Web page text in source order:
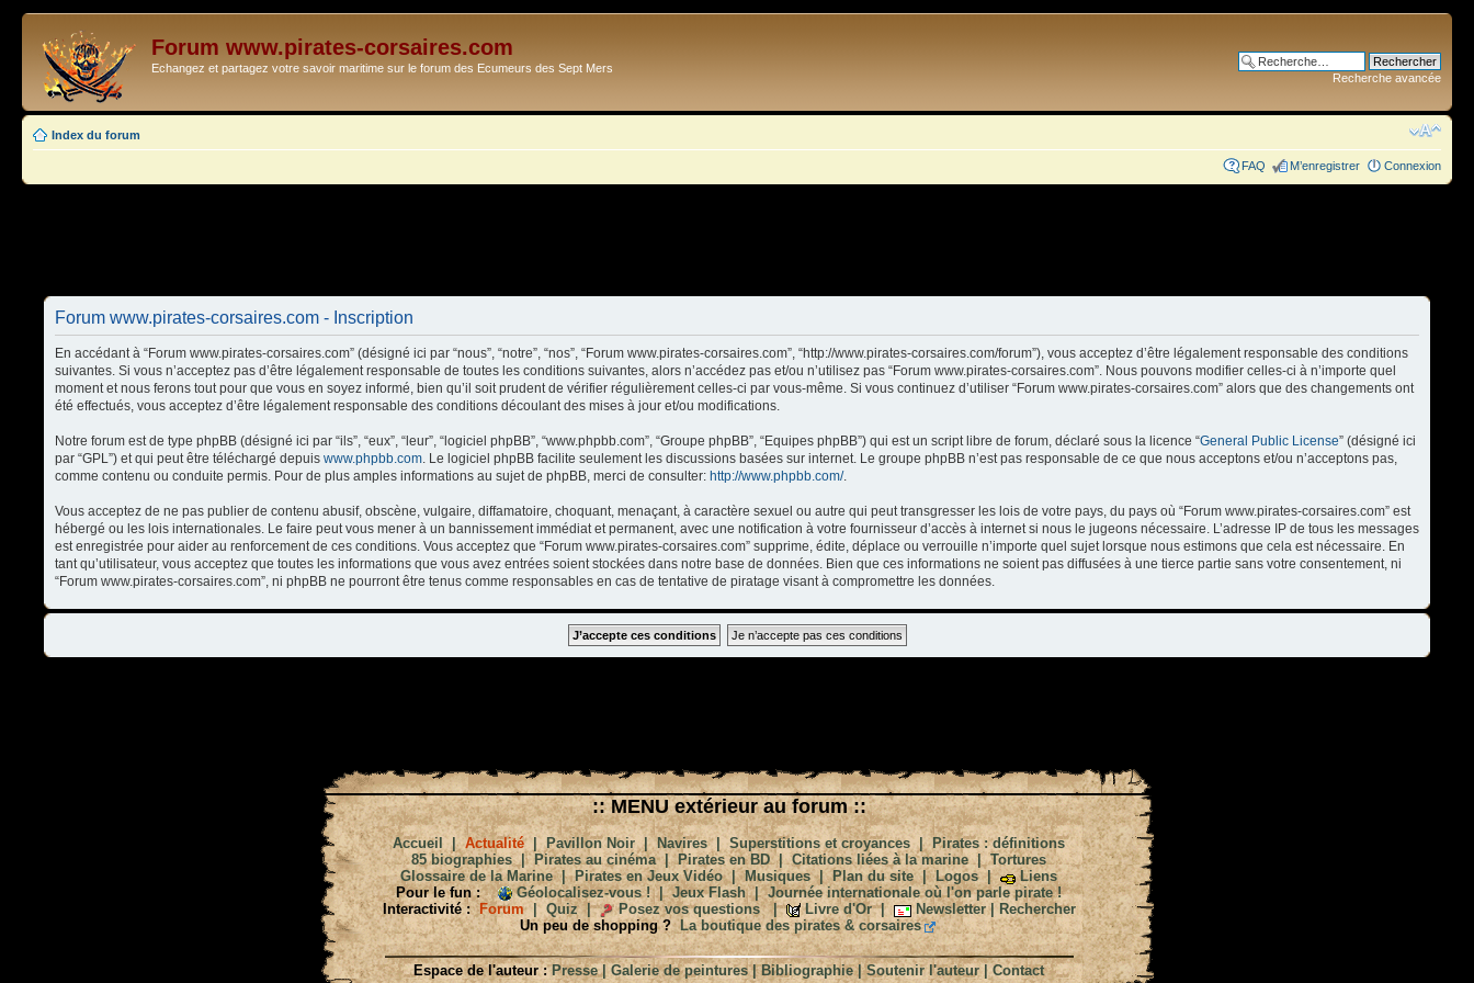
Forum www.pirates-corsaires.com
Echangez et partagez votre savoir maritime sur le forum des Ecumeurs des Sept Mers
Recherche avancée
Index du forum
FAQ M’enregistrer Connexion
Forum www.pirates-corsaires.com - Inscription
En accédant à “Forum www.pirates-corsaires.com” (désigné ici par “nous”, “notre”, “nos”, “Forum www.pirates-corsaires.com”, “http://www.pirates-corsaires.com/forum”), vous acceptez d’être légalement responsable des conditions
suivantes. Si vous n’acceptez pas d’être légalement responsable de toutes les conditions suivantes, alors n’accédez pas et/ou n’utilisez pas “Forum www.pirates-corsaires.com”. Nous pouvons modifier celles-ci à n’importe quel
moment et nous ferons tout pour que vous en soyez informé, bien qu’il soit prudent de vérifier régulièrement celles-ci par vous-même. Si vous continuez d’utiliser “Forum www.pirates-corsaires.com” alors que des changements ont
été effectués, vous acceptez d’être légalement responsable des conditions découlant des mises à jour et/ou modifications.
Notre forum est de type phpBB (désigné ici par “ils”, “eux”, “leur”, “logiciel phpBB”, “www.phpbb.com”, “Groupe phpBB”, “Equipes phpBB”) qui est un script libre de forum, déclaré sous la licence “General Public License” (désigné ici
par “GPL”) et qui peut être téléchargé depuis www.phpbb.com. Le logiciel phpBB facilite seulement les discussions basées sur internet. Le groupe phpBB n’est pas responsable de ce que nous acceptons et/ou n’acceptons pas,
comme contenu ou conduite permis. Pour de plus amples informations au sujet de phpBB, merci de consulter: http://www.phpbb.com/.
Vous acceptez de ne pas publier de contenu abusif, obscène, vulgaire, diffamatoire, choquant, menaçant, à caractère sexuel ou autre qui peut transgresser les lois de votre pays, du pays où “Forum www.pirates-corsaires.com” est
hébergé ou les lois internationales. Le faire peut vous mener à un bannissement immédiat et permanent, avec une notification à votre fournisseur d’accès à internet si nous le jugeons nécessaire. L’adresse IP de tous les messages
est enregistrée pour aider au renforcement de ces conditions. Vous acceptez que “Forum www.pirates-corsaires.com” supprime, édite, déplace ou verrouille n’importe quel sujet lorsque nous estimons que cela est nécessaire. En
tant qu’utilisateur, vous acceptez que toutes les informations que vous avez entrées soient stockées dans notre base de données. Bien que ces informations ne soient pas diffusées à une tierce partie sans votre consentement, ni
“Forum www.pirates-corsaires.com”, ni phpBB ne pourront être tenus comme responsables en cas de tentative de piratage visant à compromettre les données.
:: MENU extérieur au forum ::
Accueil |Actualité|Pavillon Noir|Navires|Superstitions et croyances|Pirates : définitions
85 biographies| Pirates au cinéma|Pirates en BD|Citations liées à la marine|Tortures
Glossaire de la Marine|Pirates en Jeux Vidéo|Musiques|Plan du site|Logos|
Liens
Pour le fun :
Géolocalisez-vous !|Jeux Flash|Journée internationale où l'on parle pirate !
Interactivité : Forum| Quiz| Posez vos questions| Livre d'Or| Newsletter| Rechercher
Un peu de shopping ?
La boutique des pirates & corsaires
Espace de l'auteur : Presse|Galerie de peintures|Bibliographie|Soutenir l'auteur|Contact